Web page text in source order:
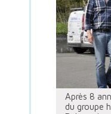
Après 8
du groupe